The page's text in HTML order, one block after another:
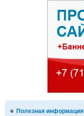
Полезная информация